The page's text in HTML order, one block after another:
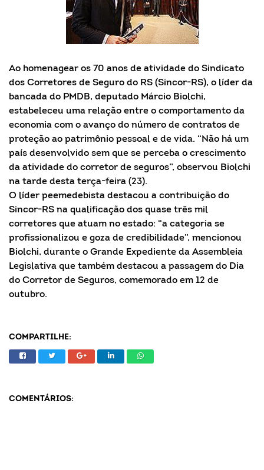
Ao homenagear os 70 anos de atividade do Sindicato
dos Corretores de Seguro do RS (Sincor-RS), o líder da
bancada do PMDB, deputado Márcio Biolchi,
estabeleceu uma relação entre o comportamento da
economia com o avanço do número de contratos de
proteção ao patrimônio pessoal e de vida. “Não há um
país desenvolvido sem que se perceba o crescimento
da atividade do corretor de seguros”, observou Biolchi
na tarde desta terça-feira (23).
O líder peemedebista destacou a contribuição do
Sincor-RS na qualificação dos quase três mil
corretores que atuam no estado: “a categoria se
profissionalizou e goza de credibilidade”, mencionou
Biolchi, durante o Grande Expediente da Assembleia
Legislativa que também destacou a passagem do Dia
do Corretor de Seguros, comemorado em 12 de
outubro.
COMPARTILHE:
COMENTÁRIOS: